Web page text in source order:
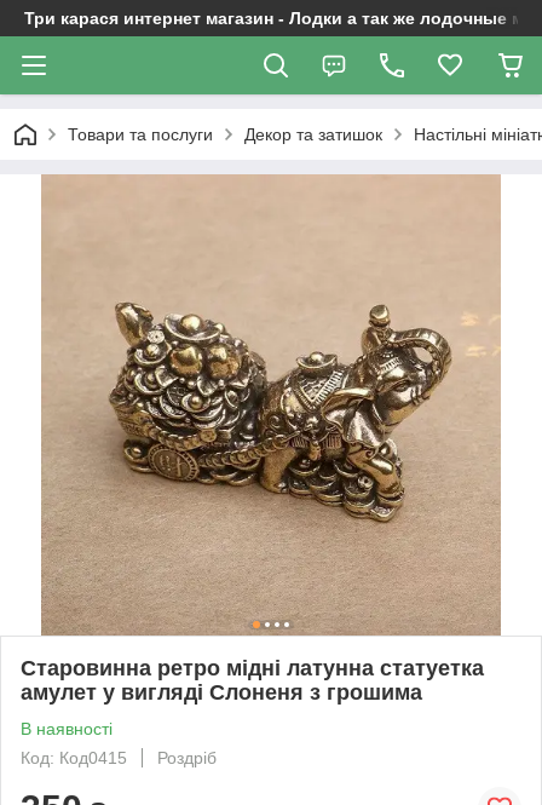
Три карася интернет магазин - Лодки а так же лодочные
Товари та послуги Декор та затишок Настільні
Старовинна ретро мідні латунна статуетка
амулет у вигляді Слоненя з грошима
В наявності
Код: Код0415
Роздріб